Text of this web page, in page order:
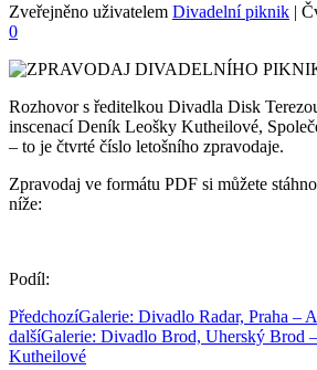
Zveřejněno uživatelem Divadelní piknik |
0
Rozhovor s ředitelkou Divadla Disk
inscenací Deník Leošky Kutheilové,
– to je čtvrté číslo letošního zpravodaje.
Zpravodaj ve formátu PDF si můžete
níže:
Podíl:
PředchozíGalerie: Divadlo Radar, Praha –
dalšíGalerie: Divadlo Brod, Uherský Brod
Kutheilové